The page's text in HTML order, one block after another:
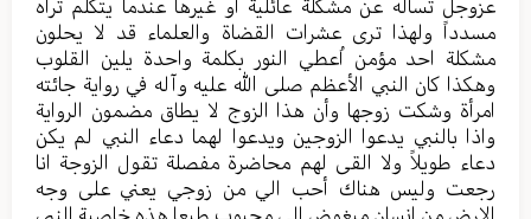
عزوجل تسأله عن مشکلة عائلیة أو غیرها عندما یتکلم تراه
مسدداً ولهذا تری عشرات القضاة والعلماء قد لا یحلون
مشکلة احد مؤمن اُعطي النور بکلمة واحدة یلین القلوب
وهکذا کان النبي الأعظم صلی الله علیه وآله في روایة جائته
امرأة وشکت زوجها وأن هذا الزوج لا یطاق مضمون الروایة
واذا بالنبي یدعوا الزوجین ویدعوا لهما دعاء النبي لم یکن
دعاء طویلاً ولا القی لهم محاضرة مفصلة تقول الزوجة انا
رجعت ولیس هناك أحب الي من زوجي يعني علی وجه
الارض من انسان مبغوض الی محبوب طبعا هذه خاصیة النبي